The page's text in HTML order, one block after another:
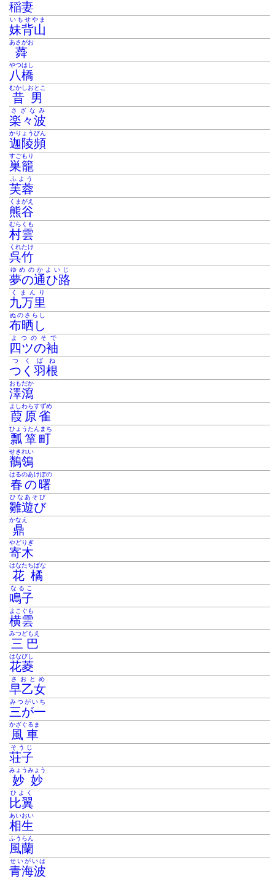
稲妻
妹背山
いもせやま
蕣
あさがお
八橋
やつはし
昔男
むかしおとこ
楽々波
さざなみ
迦陵頻
かりょうびん
巣籠
すごもり
芙蓉
ふよう
熊谷
くまがえ
村雲
むらくも
呉竹
くれたけ
夢の通ひ路
ゆめのかよいじ
九万里
くまんり
布晒し
ぬのさらし
四ツの袖
よつのそで
つく羽根
つくばね
澤瀉
おもだか
葭原雀
よしわらすずめ
瓢箪町
ひょうたんまち
鶺鴒
せきれい
春の曙
はるのあけぼの
雛遊び
ひなあそび
鼎
かなえ
寄木
やどりぎ
花橘
はなたちばな
鳴子
なるこ
横雲
よこぐも
三巴
みつどもえ
花菱
はなびし
早乙女
さおとめ
三が一
みつがいち
風車
かざぐるま
荘子
そうじ
妙妙
みょうみょう
比翼
ひよく
相生
あいおい
風蘭
ふうらん
青海波
せいがいは